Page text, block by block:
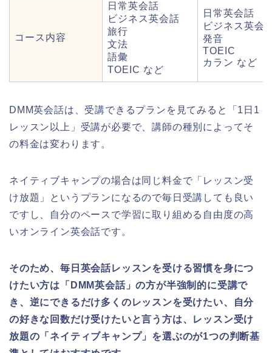
コース内容
日常英会話
ビジネス英会話
旅行
文法
語彙
TOEIC など
日常英会話
ビジネス英会
発音
TOEIC
カラン など
DMM英会話は、受講できるプランを見てみると「1日1
レッスン以上」受講が必要で、講師の種別によってそ
の料金は変わります。
ネイティブキャンプの場合は同じ料金で「レッスン受
け放題」というプランになるので毎日受講しても良い
ですし、自分のペースで学習に取り組める自由度の高
いオンライン英会話です。
そのため、毎日英会話レッスンを受ける習慣を身につ
けたい方は「DMM英会話」の方が半強制的に受講で
き、逆にできるだけ多くのレッスンを受けたい、自分
の好きな回数だけ受けたいと言う方は、レッスン受け
放題の「ネイティブキャンプ」を選ぶのが1つの判断基